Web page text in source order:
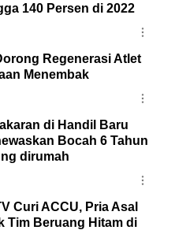
140 Persen di 2022
Regenerasi Atlet
Menembak
di Handil Baru
Bocah 6 Tahun
dirumah
Curi ACCU, Pria Asal
Tim Beruang Hitam di